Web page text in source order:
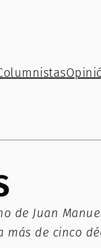
de Juan
más de cinco